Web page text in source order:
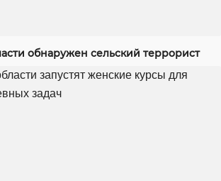
обнаружен сельский террорист